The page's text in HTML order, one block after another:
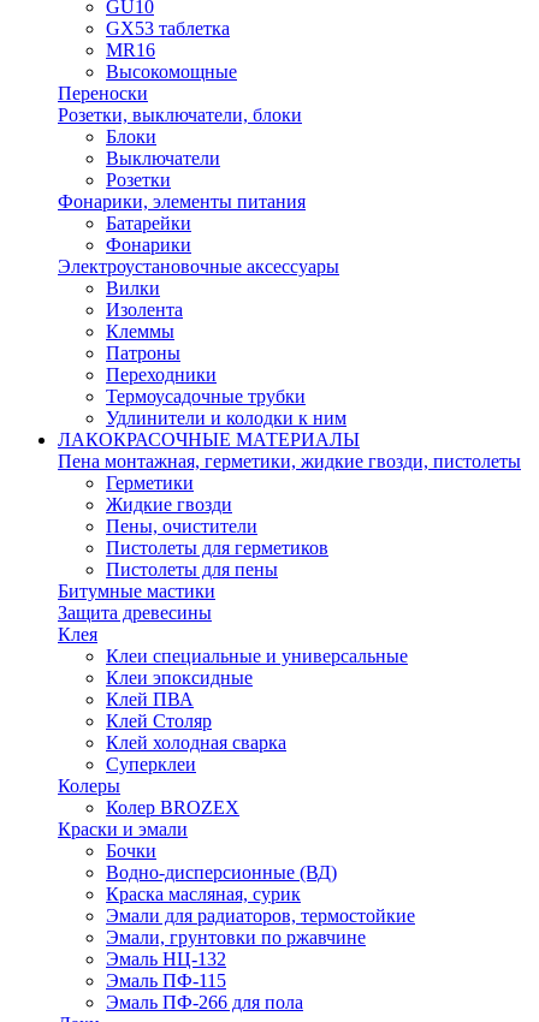
GU10
GX53 таблетка
MR16
Высокомощные
Переноски
Розетки, выключатели, блоки
Блоки
Выключатели
Розетки
Фонарики, элементы питания
Батарейки
Фонарики
Электроустановочные аксессуары
Вилки
Изолента
Клеммы
Патроны
Переходники
Термоусадочные трубки
Удлинители и колодки к ним
ЛАКОКРАСОЧНЫЕ МАТЕРИАЛЫ
Пена монтажная, герметики, жидкие гвозди, пистолеты
Герметики
Жидкие гвозди
Пены, очистители
Пистолеты для герметиков
Пистолеты для пены
Битумные мастики
Защита древесины
Клея
Клеи специальные и универсальные
Клеи эпоксидные
Клей ПВА
Клей Столяр
Клей холодная сварка
Суперклеи
Колеры
Колер BROZEX
Краски и эмали
Бочки
Водно-дисперсионные (ВД)
Краска масляная, сурик
Эмали для радиаторов, термостойкие
Эмали, грунтовки по ржавчине
Эмаль НЦ-132
Эмаль ПФ-115
Эмаль ПФ-266 для пола